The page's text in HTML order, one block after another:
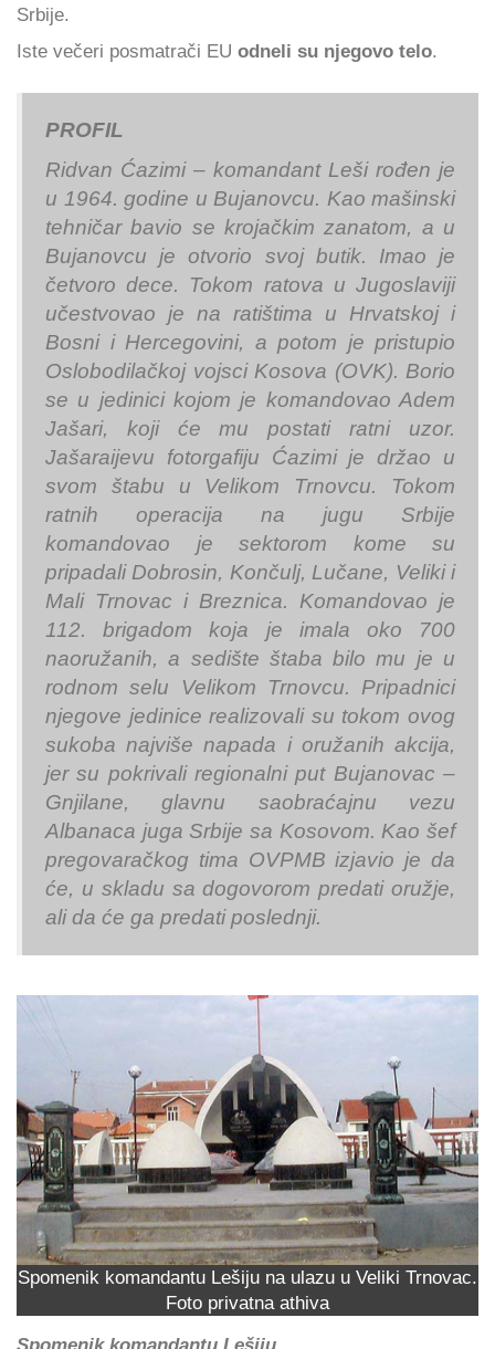
Srbije.
Iste večeri posmatrači EU odneli su njegovo telo.
PROFIL
Ridvan Ćazimi – komandant Leši rođen je
u 1964. godine u Bujanovcu. Kao mašinski
tehničar bavio se krojačkim zanatom, a u
Bujanovcu je otvorio svoj butik. Imao je
četvoro dece. Tokom ratova u Jugoslaviji
učestvovao je na ratištima u Hrvatskoj i
Bosni i Hercegovini, a potom je pristupio
Oslobodilačkoj vojsci Kosova (OVK). Borio
se u jedinici kojom je komandovao Adem
Jašari, koji će mu postati ratni uzor.
Jašaraijevu fotorgafiju Ćazimi je držao u
svom štabu u Velikom Trnovcu. Tokom
ratnih operacija na jugu Srbije
komandovao je sektorom kome su
pripadali Dobrosin, Končulj, Lučane, Veliki i
Mali Trnovac i Breznica. Komandovao je
112. brigadom koja je imala oko 700
naoružanih, a sedište štaba bilo mu je u
rodnom selu Velikom Trnovcu. Pripadnici
njegove jedinice realizovali su tokom ovog
sukoba najviše napada i oružanih akcija,
jer su pokrivali regionalni put Bujanovac –
Gnjilane, glavnu saobraćajnu vezu
Albanaca juga Srbije sa Kosovom. Kao šef
pregovaračkog tima OVPMB izjavio je da
će, u skladu sa dogovorom predati oružje,
ali da će ga predati poslednji.
Spomenik komandantu Lešiju na ulazu u Veliki Trnovac.
Foto privatna athiva
Spomenik komandantu Lešiju